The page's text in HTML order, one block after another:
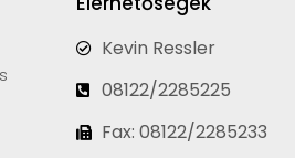
Kevin Ressler
08122/2285225
Fax: 08122/2285233